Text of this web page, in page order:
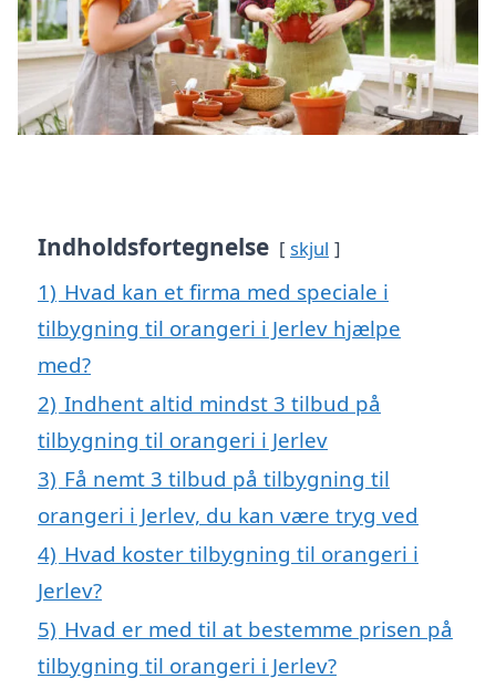
Indholdsfortegnelse skjul
1) Hvad kan et firma med speciale i
tilbygning til orangeri i Jerlev hjælpe
med?
2) Indhent altid mindst 3 tilbud på
tilbygning til orangeri i Jerlev
3) Få nemt 3 tilbud på tilbygning til
orangeri i Jerlev, du kan være tryg ved
4) Hvad koster tilbygning til orangeri i
Jerlev?
5) Hvad er med til at bestemme prisen på
tilbygning til orangeri i Jerlev?